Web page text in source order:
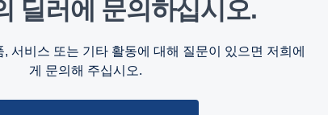
의 딜러에 문의하십시오.
서비스 또는 기타 활동에 대해 질문이 있으면 저희에
게 문의해 주십시오.